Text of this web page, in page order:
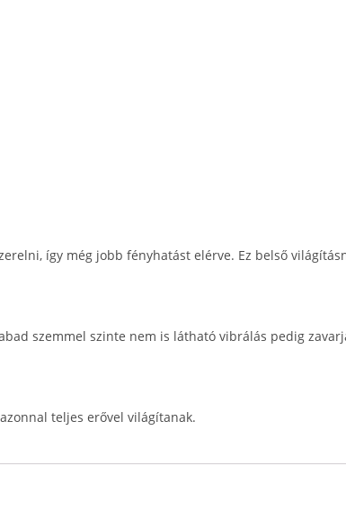
így még jobb fényhatást elérve. Ez belső
szemmel szinte nem is látható vibrálás pedig
teljes erővel világítanak.